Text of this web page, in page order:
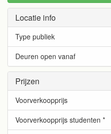
Locatie info
Type publiek
Deuren open vanaf
Prijzen
Voorverkoopprijs
Voorverkoopprijs studenten *